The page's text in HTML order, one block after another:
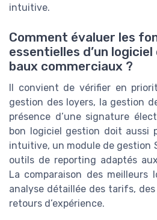
intuitive.
Comment évaluer les
essentielles d’un
baux commerciaux ?
Il convient de vérifier en
gestion des loyers, la gestion
présence d’une signature
bon logiciel gestion doit aussi
intuitive, un module de gestion
outils de reporting adaptés
La comparaison des meilleurs
analyse détaillée des tarifs,
retours d’expérience.